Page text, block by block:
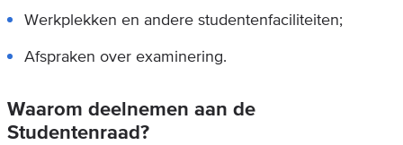
Werkplekken en andere studentenfaciliteiten;
Afspraken over examinering.
Waarom deelnemen aan de
Studentenraad?